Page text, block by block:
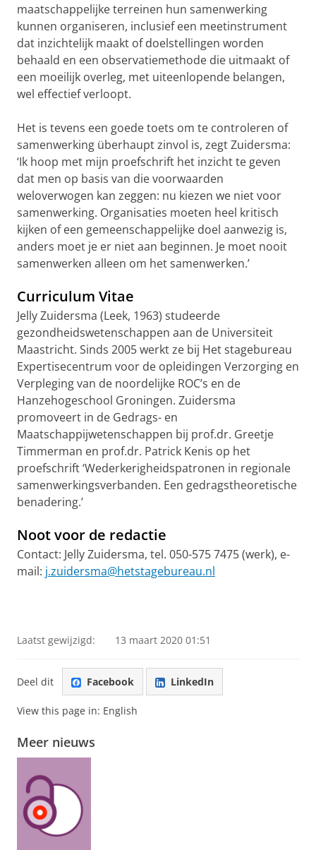
maatschappelijke terreinen hun samenwerking
kunnen organiseren, inclusief een meetinstrument
dat inzichtelijk maakt of doelstellingen worden
behaald en een observatiemethode die uitmaakt of
een moeilijk overleg, met uiteenlopende belangen,
wel effectief verloopt.
Het is tevens een goede toets om te controleren of
samenwerking überhaupt zinvol is, zegt Zuidersma:
‘Ik hoop met mijn proefschrift het inzicht te geven
dat men op basis van die voorwaarden
weloverwogen kan zeggen: nu kiezen we niet voor
samenwerking. Organisaties moeten heel kritisch
kijken of een gemeenschappelijke doel aanwezig is,
anders moet je er niet aan beginnen. Je moet nooit
samenwerken alleen om het samenwerken.’
Curriculum Vitae
Jelly Zuidersma (Leek, 1963) studeerde
gezondheidswetenschappen aan de Universiteit
Maastricht. Sinds 2005 werkt ze bij Het stagebureau
Expertisecentrum voor de opleidingen Verzorging en
Verpleging van de noordelijke ROC’s en de
Hanzehogeschool Groningen. Zuidersma
promoveert in de Gedrags- en
Maatschappijwetenschappen bij prof.dr. Greetje
Timmerman en prof.dr. Patrick Kenis op het
proefschrift ‘Wederkerigheidspatronen in regionale
samenwerkingsverbanden. Een gedragstheoretische
benadering.’
Noot voor de redactie
Contact: Jelly Zuidersma, tel. 050-575 7475 (werk), e-
mail: j.zuidersma@hetstagebureau.nl
Laatst gewijzigd: 13 maart 2020 01:51
Deel dit Facebook LinkedIn
View this page in: English
Meer nieuws